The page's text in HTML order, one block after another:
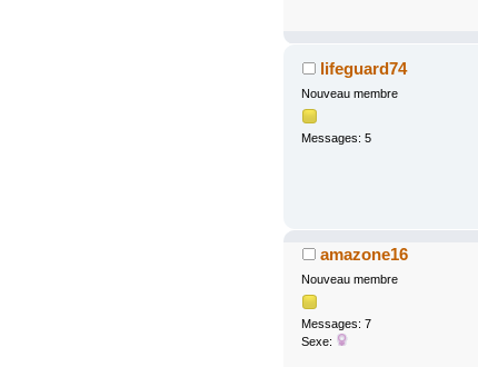
lifeguard74
Nouveau membre
Messages: 5
amazone16
Nouveau membre
Messages: 7
Sexe: